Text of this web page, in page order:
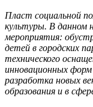
Пласт социальной
культуры. В данном
мероприятия:
детей в городских
технического
инновационных
разработка новых
образования и в